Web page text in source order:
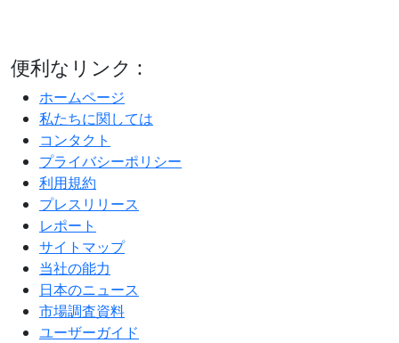
便利なリンク :
ホームページ
私たちに関しては
コンタクト
プライバシーポリシー
利用規約
プレスリリース
レポート
サイトマップ
当社の能力
日本のニュース
市場調査資料
ユーザーガイド